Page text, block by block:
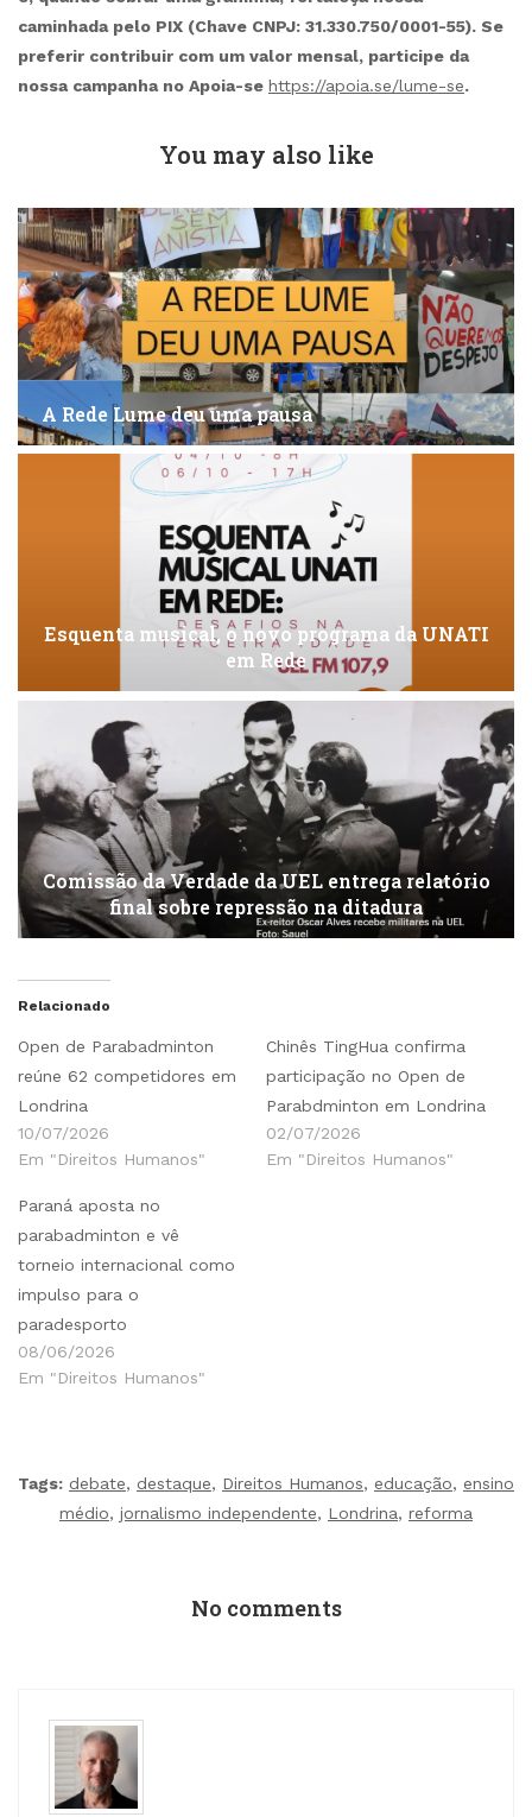
caminhada pelo PIX (Chave CNPJ: 31.330.750/0001-55). Se
preferir contribuir com um valor mensal, participe da
nossa campanha no Apoia-se https://apoia.se/lume-se.
You may also like
A Rede Lume deu uma pausa
Esquenta musical, o novo programa da UNATI
em Rede
Comissão da Verdade da UEL entrega relatório
final sobre repressão na ditadura
Relacionado
Open de Parabadminton
reúne 62 competidores em
Londrina
10/07/2026
Em "Direitos Humanos"
Chinês TingHua confirma
participação no Open de
Parabdminton em Londrina
02/07/2026
Em "Direitos Humanos"
Paraná aposta no
parabadminton e vê
torneio internacional como
impulso para o
paradesporto
08/06/2026
Em "Direitos Humanos"
Tags: debate, destaque, Direitos Humanos, educação, ensino
médio, jornalismo independente, Londrina, reforma
No comments